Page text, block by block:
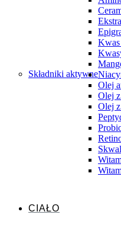
Składniki aktywne
Olej
Olej
Olej
CIAŁO